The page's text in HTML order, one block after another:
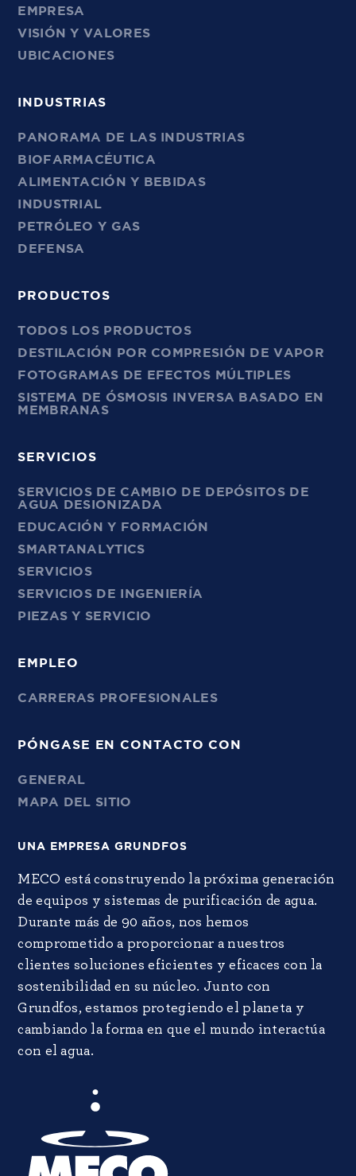
EMPRESA
VISIÓN Y VALORES
UBICACIONES
INDUSTRIAS
PANORAMA DE LAS INDUSTRIAS
BIOFARMACÉUTICA
ALIMENTACIÓN Y BEBIDAS
INDUSTRIAL
PETRÓLEO Y GAS
DEFENSA
PRODUCTOS
TODOS LOS PRODUCTOS
DESTILACIÓN POR COMPRESIÓN DE VAPOR
FOTOGRAMAS DE EFECTOS MÚLTIPLES
SISTEMA DE ÓSMOSIS INVERSA BASADO EN
MEMBRANAS
SERVICIOS
SERVICIOS DE CAMBIO DE DEPÓSITOS DE
AGUA DESIONIZADA
EDUCACIÓN Y FORMACIÓN
SMARTANALYTICS
SERVICIOS
SERVICIOS DE INGENIERÍA
PIEZAS Y SERVICIO
EMPLEO
CARRERAS PROFESIONALES
PÓNGASE EN CONTACTO CON
GENERAL
MAPA DEL SITIO
UNA EMPRESA GRUNDFOS
MECO está construyendo la próxima generación
de equipos y sistemas de purificación de agua.
Durante más de 90 años, nos hemos
comprometido a proporcionar a nuestros
clientes soluciones eficientes y eficaces con la
sostenibilidad en su núcleo. Junto con
Grundfos, estamos protegiendo el planeta y
cambiando la forma en que el mundo interactúa
con el agua.